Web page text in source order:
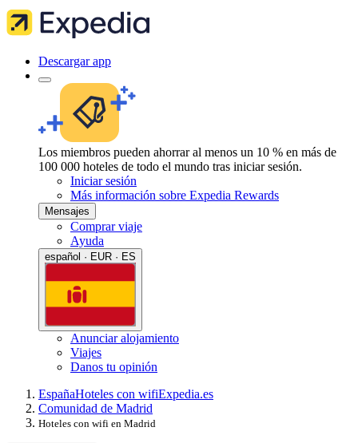
Descargar app
Los miembros pueden ahorrar al menos un 10 % en más de
100 000 hoteles de todo el mundo tras iniciar sesión.
Iniciar sesión
Más información sobre Expedia Rewards
Mensajes
Comprar viaje
Ayuda
español · EUR · ES
Anunciar alojamiento
Viajes
Danos tu opinión
EspañaHoteles con wifiExpedia.es
Comunidad de Madrid
Hoteles con wifi en Madrid